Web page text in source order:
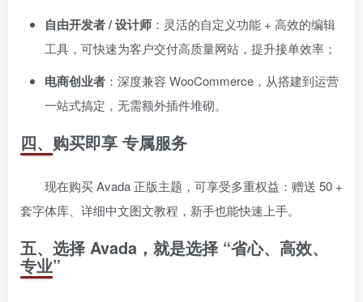
自由开发者 / 设计师 ：灵活的自定义功能 + 高效的编辑
工具，可快速为客户交付高质量网站，提升接单效率；
电商创业者 ：深度兼容 WooCommerce，从搭建到运营
一站式搞定，无需额外插件堆砌。
四、购买即享 专属服务
现在购买 Avada 正版主题，可享受多重权益：赠送 50 +
套字体库、详细中文图文教程，新手也能快速上手。
五、选择 Avada，就是选择 “省心、高效、
专业”